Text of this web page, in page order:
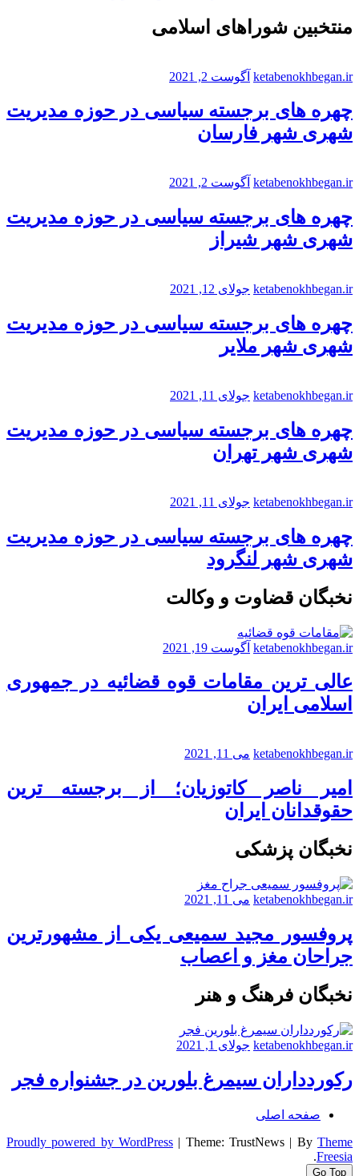
منتخبین شوراهای اسلامی
ketabenokhbegan.ir آگوست 2, 2021
چهره های برجسته سیاسی در حوزه مدیریت
شهری شهر فارسان
ketabenokhbegan.ir آگوست 2, 2021
چهره های برجسته سیاسی در حوزه مدیریت
شهری شهر شیراز
ketabenokhbegan.ir جولای 12, 2021
چهره های برجسته سیاسی در حوزه مدیریت
شهری شهر ملایر
ketabenokhbegan.ir جولای 11, 2021
چهره های برجسته سیاسی در حوزه مدیریت
شهری شهر تهران
ketabenokhbegan.ir جولای 11, 2021
چهره های برجسته سیاسی در حوزه مدیریت
شهری شهر لنگرود
نخبگان قضاوت و وکالت
ketabenokhbegan.ir آگوست 19, 2021
عالی ترین مقامات قوه قضائیه در جمهوری
اسلامی ایران
ketabenokhbegan.ir می 11, 2021
امیر ناصر کاتوزیان؛ از برجسته ترین
حقوقدانان ایران
نخبگان پزشکی
ketabenokhbegan.ir می 11, 2021
پروفسور مجید سمیعی یکی از مشهورترین
جراحان مغز و اعصاب
نخبگان فرهنگ و هنر
ketabenokhbegan.ir جولای 1, 2021
رکوردداران سیمرغ بلورین در جشنواره فجر
صفحه اصلی
Proudly powered by WordPress | Theme: TrustNews | ByTheme
Freesia
.
Go Top